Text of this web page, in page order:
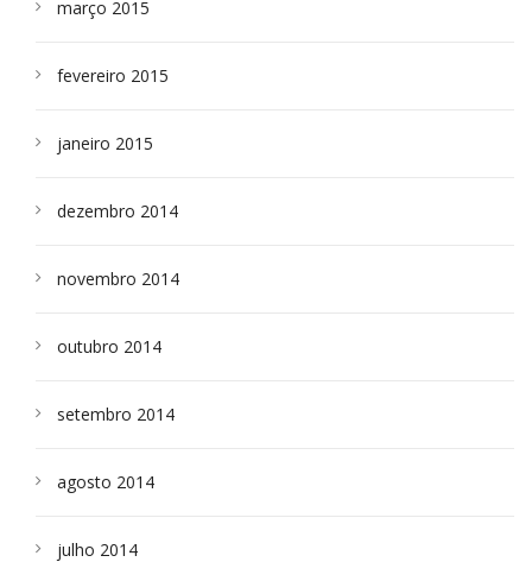
março 2015
fevereiro 2015
janeiro 2015
dezembro 2014
novembro 2014
outubro 2014
setembro 2014
agosto 2014
julho 2014